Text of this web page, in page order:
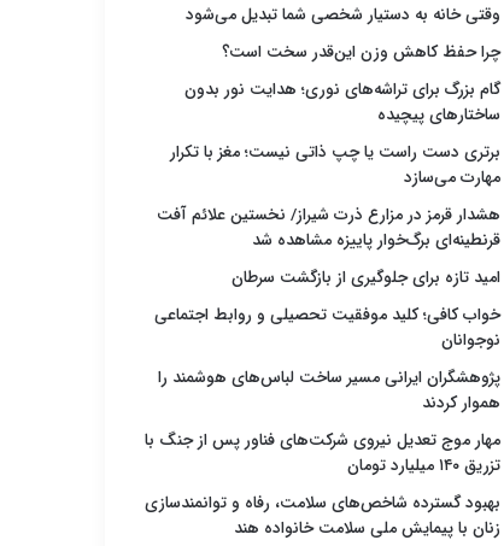
وقتی خانه به دستیار شخصی شما تبدیل می‌شود
چرا حفظ کاهش وزن این‌قدر سخت است؟
گام بزرگ برای تراشه‌های نوری؛ هدایت نور بدون
ساختارهای پیچیده
برتری دست راست یا چپ ذاتی نیست؛ مغز با تکرار
مهارت می‌سازد
هشدار قرمز در مزارع ذرت شیراز/ نخستین علائم آفت
قرنطینه‌ای برگ‌خوار پاییزه مشاهده شد
امید تازه برای جلوگیری از بازگشت سرطان
خواب کافی؛ کلید موفقیت تحصیلی و روابط اجتماعی
نوجوانان
پژوهشگران ایرانی مسیر ساخت لباس‌های هوشمند را
هموار کردند
مهار موج تعدیل نیروی شرکت‌های فناور پس از جنگ با
تزریق ۱۴۰ میلیارد تومان
بهبود گسترده شاخص‌های سلامت، رفاه و توانمندسازی
زنان با پیمایش ملی سلامت خانواده هند